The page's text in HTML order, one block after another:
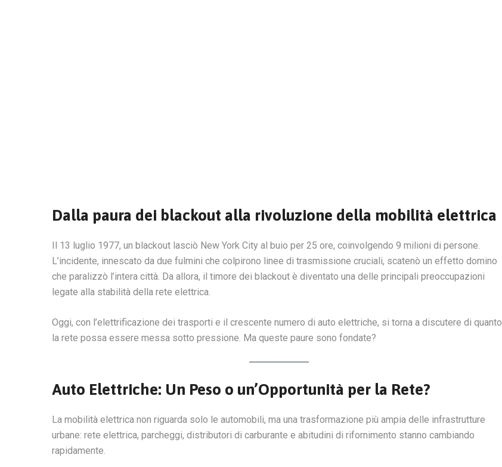
Dalla paura dei blackout alla rivoluzione della mobilità elettrica
Il 13 luglio 1977, un blackout lasciò New York City al buio per 25 ore, coinvolgendo 9 milioni di persone.
L’incidente, innescato da due fulmini che colpirono linee di trasmissione cruciali, scatenò un effetto domino
che paralizzò l’intera città. Da allora, il timore dei blackout è diventato una delle principali preoccupazioni
legate alla stabilità della rete elettrica.
Oggi, con l’elettrificazione dei trasporti e il crescente numero di auto elettriche, si torna a discutere di quanto
la rete possa essere messa sotto pressione. Ma queste paure sono fondate?
Auto Elettriche: Un Peso o un’Opportunità per la Rete?
La mobilità elettrica non riguarda solo le automobili, ma una trasformazione più ampia delle infrastrutture
urbane: rete elettrica, parcheggi, distributori di carburante e abitudini di rifornimento stanno cambiando
rapidamente.